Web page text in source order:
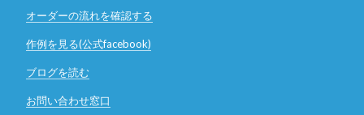
オーダーの流れを確認する
作例を見る(公式facebook)
ブログを読む
お問い合わせ窓口